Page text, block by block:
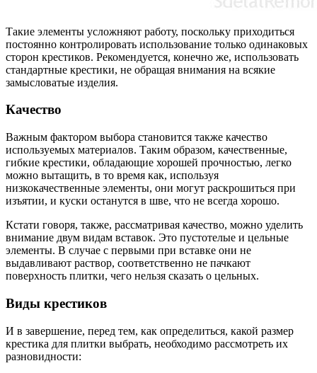
Такие элементы усложняют работу, поскольку приходиться
постоянно контролировать использование только одинаковых
сторон крестиков. Рекомендуется, конечно же, использовать
стандартные крестики, не обращая внимания на всякие
замысловатые изделия.
Качество
Важным фактором выбора становится также качество
используемых материалов. Таким образом, качественные,
гибкие крестики, обладающие хорошей прочностью, легко
можно вытащить, в то время как, используя
низкокачественные элементы, они могут раскрошиться при
изъятии, и куски останутся в шве, что не всегда хорошо.
Кстати говоря, также, рассматривая качество, можно уделить
внимание двум видам вставок. Это пустотелые и цельные
элементы. В случае с первыми при вставке они не
выдавливают раствор, соответственно не пачкают
поверхность плитки, чего нельзя сказать о цельных.
Виды крестиков
И в завершение, перед тем, как определиться, какой размер
крестика для плитки выбрать, необходимо рассмотреть их
разновидности: